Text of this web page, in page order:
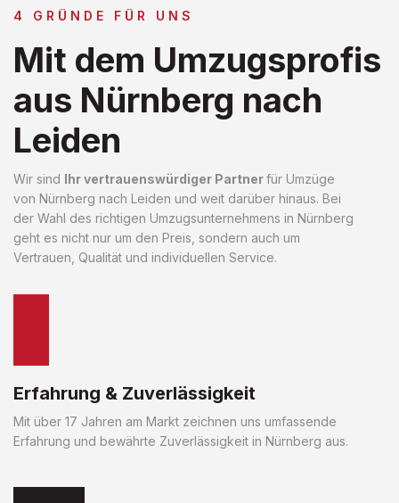
4 GRÜNDE FÜR UNS
Mit dem Umzugsprofis
aus Nürnberg nach
Leiden
Wir sind Ihr vertrauenswürdiger Partnerfür Umzüge
von Nürnberg nach Leiden und weit darüber hinaus. Bei
der Wahl des richtigen Umzugsunternehmens in Nürnberg
geht es nicht nur um den Preis, sondern auch um
Vertrauen, Qualität und individuellen Service.
Erfahrung & Zuverlässigkeit
Mit über 17 Jahren am Markt zeichnen uns umfassende
Erfahrung und bewährte Zuverlässigkeit in Nürnberg aus.